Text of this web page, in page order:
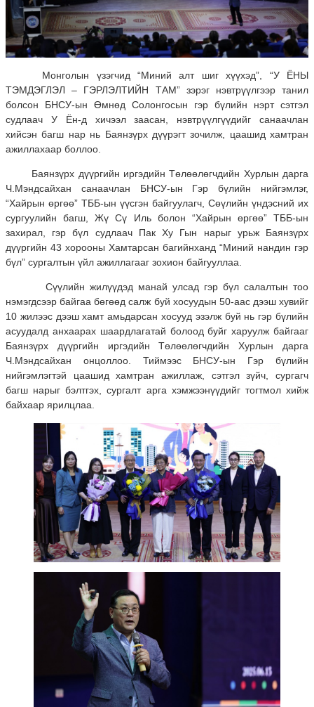
Монголын үзэгчид “Миний алт шиг хүүхэд”, “У ЁНЫ
ТЭМДЭГЛЭЛ – ГЭРЛЭЛТИЙН ТАМ” зэрэг нэвтрүүлгээр танил
болсон БНСУ-ын Өмнөд Солонгосын гэр бүлийн нэрт сэтгэл
судлаач У Ён-д хичээл заасан, нэвтрүүлгүүдийг санаачлан
хийсэн багш нар нь Баянзүрх дүүрэгт зочилж, цаашид хамтран
ажиллахаар боллоо.
Баянзүрх дүүргийн иргэдийн Төлөөлөгчдийн Хурлын дарга
Ч.Мэндсайхан санаачлан БНСУ-ын Гэр бүлийн нийгэмлэг,
“Хайрын өргөө” ТББ-ын үүсгэн байгуулагч, Сөүлийн үндэсний их
сургуулийн багш, Жү Сү Иль болон “Хайрын өргөө” ТББ-ын
захирал, гэр бүл судлаач Пак Ху Гын нарыг урьж Баянзүрх
дүүргийн 43 хорооны Хамтарсан багийнханд “Миний нандин гэр
бүл” сургалтын үйл ажиллагааг зохион байгууллаа.
Сүүлийн жилүүдэд манай улсад гэр бүл салалтын тоо
нэмэгдсээр байгаа бөгөөд салж буй хосуудын 50-аас дээш хувийг
10 жилээс дээш хамт амьдарсан хосууд эзэлж буй нь гэр бүлийн
асуудалд анхаарах шаардлагатай болоод буйг харуулж байгааг
Баянзүрх дүүргийн иргэдийн Төлөөлөгчдийн Хурлын дарга
Ч.Мэндсайхан онцоллоо. Тиймээс БНСУ-ын Гэр бүлийн
нийгэмлэгтэй цаашид хамтран ажиллаж, сэтгэл зүйч, сургагч
багш нарыг бэлтгэх, сургалт арга хэмжээнүүдийг тогтмол хийж
байхаар ярилцлаа.